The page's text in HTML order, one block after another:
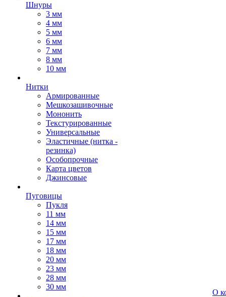
Шнуры
3 мм
4 мм
5 мм
6 мм
7 мм
8 мм
10 мм
Нитки
Армированные
Мешкозашивочные
Мононить
Текстурированные
Универсальные
Эластичные (нитка -
резинка)
Особопрочные
Карта цветов
Джинсовые
Пуговицы
Пукля
11 мм
14 мм
15 мм
17 мм
18 мм
20 мм
23 мм
28 мм
30 мм
О